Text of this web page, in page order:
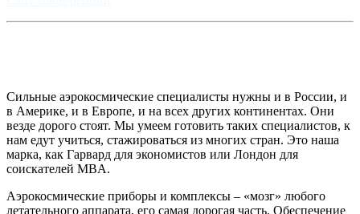
Сильные аэрокосмические специалисты нужны и в России, и
в Америке, и в Европе, и на всех других континентах. Они
везде дорого стоят. Мы умеем готовить таких специалистов, к
нам едут учиться, стажироваться из многих стран. Это наша
марка, как Гарвард для экономистов или Лондон для
соискателей MBA.
Аэрокосмические приборы и комплексы – «мозг» любого
летательного аппарата, его самая дорогая часть. Обеспечение